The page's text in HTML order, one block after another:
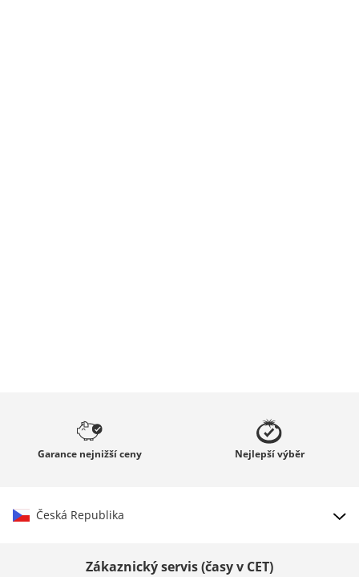
Garance nejnižší ceny Nejlepšívýběr
Česká Republika
Zákaznický servis (časy v CET)